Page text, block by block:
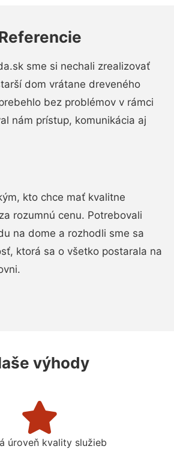
sme si nechali zrealizovať
dom vrátane dreveného
bez problémov v rámci
nám prístup, komunikácia aj
kto chce mať kvalitne
rozumnú cenu. Potrebovali
na dome a rozhodli sme sa
ktorá sa o všetko postarala na
výhody
úroveň kvality služieb